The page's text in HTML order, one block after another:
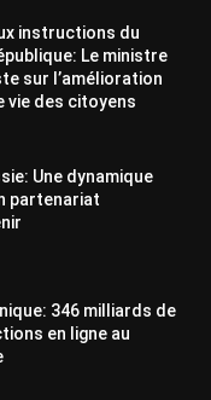
instructions du
Le ministre
sur l’amélioration
vie des citoyens
Une dynamique
partenariat
346 milliards de
en ligne au